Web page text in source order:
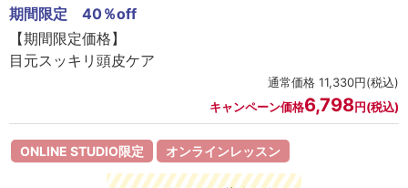
期間限定 40％off
【期間限定価格】
目元スッキリ頭皮ケア
通常価格 11,330円(税込)
キャンペーン価格6,798円(税込)
ONLINE STUDIO限定 オンラインレッスン